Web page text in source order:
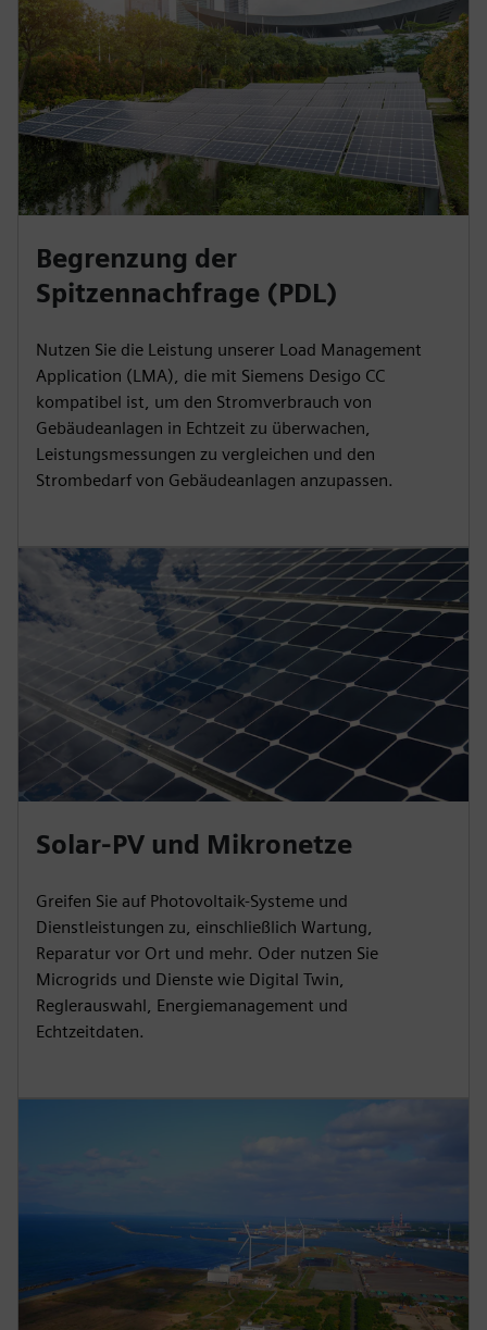
Begrenzung der
Spitzennachfrage (PDL)
Nutzen Sie die Leistung unserer Load Management
Application (LMA), die mit Siemens Desigo CC
kompatibel ist, um den Stromverbrauch von
Gebäudeanlagen in Echtzeit zu überwachen,
Leistungsmessungen zu vergleichen und den
Strombedarf von Gebäudeanlagen anzupassen.
Solar-PV und Mikronetze
Greifen Sie auf Photovoltaik-Systeme und
Dienstleistungen zu, einschließlich Wartung,
Reparatur vor Ort und mehr. Oder nutzen Sie
Microgrids und Dienste wie Digital Twin,
Reglerauswahl, Energiemanagement und
Echtzeitdaten.